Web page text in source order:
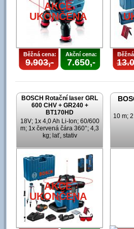
AKCE
UKONČENA
Běžná cena:
9.903,-
Akční cena:
7.650,-
BOSCH Rotační laser GRL
600 CHV + GR240 +
BT170HD
18V; 1x 4,0 Ah Li-Ion; 60/600
m; 1x červená čára 360°; 4,3
kg; lať, stativ
AKCE
UKONČENA
10 m;